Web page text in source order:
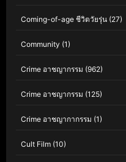
Coming-of-age ชีวิตวัยรุ่น (27)
Community (1)
Crime อาชญากรรม (962)
Crime อาชญากรรม (125)
Crime อาชญากากรรม (1)
Cult Film (10)